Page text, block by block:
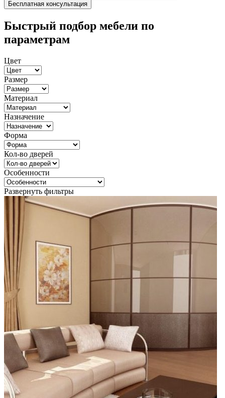
Быстрый подбор мебели по
параметрам
Цвет
Размер
Материал
Назначение
Форма
Кол-во дверей
Особенности
Развернуть фильтры